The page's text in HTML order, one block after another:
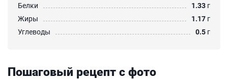
Белки
1.33 г
Жиры
1.17 г
Углеводы
0.5 г
Пошаговый рецепт с фото